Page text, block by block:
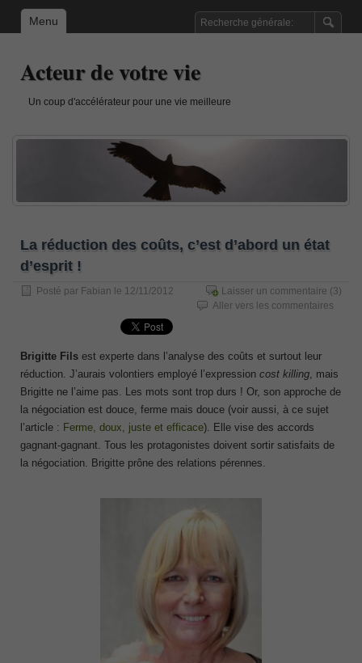
Menu
Acteur de votre vie
Un coup d'accélérateur pour une vie meilleure
La réduction des coûts, c’est d’abord un état
d’esprit !
Posté par Fabian le 12/11/2012 Laisser un commentaire (3)
Aller vers les commentaires
Brigitte Fils est experte dans l’analyse des coûts et surtout leur
réduction. J’aurais volontiers employé l’expression cost killing , mais
Brigitte ne l’aime pas. Les mots sont trop durs ! Or, son approche de
la négociation est douce, ferme mais douce (voir aussi, à ce sujet
l’article : Ferme, doux, juste et efficace). Elle vise des accords
gagnant-gagnant. Tous les protagonistes doivent sortir satisfaits de
la négociation. Brigitte prône des relations pérennes.